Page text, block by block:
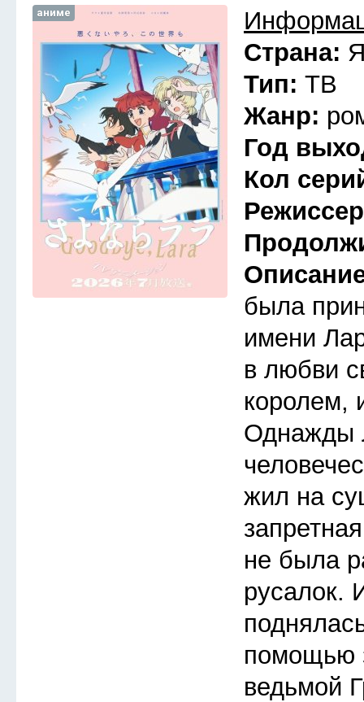
аниме
Страна:
Тип: ТВ
Жанр:
Год
Кол
была
имени
в любви
королем,
Однажды
жил на
не была
русалок.
помощью
ведьмой